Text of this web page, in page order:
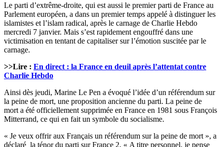
Le parti d’extrême-droite, qui est aussi le premier parti de France au
Parlement européen, a dans un premier temps appelé à distinguer les
islamistes et l’islam radical, après le carnage de Charlie Hebdo
mercredi 7 janvier. Mais s’est rapidement engouffré dans une
victimisation en tentant de capitaliser sur l’émotion suscitée par le
carnage.
>>Lire : En direct : la France en deuil après l’attentat contre
Charlie Hebdo
Ainsi dès jeudi, Marine Le Pen a évoqué l’idée d’un référendum sur
la peine de mort, une proposition ancienne du parti. La peine de
mort a été officiellement supprimée en France en 1981 sous François
Mitterrand, ce qui en fait un symbole du socialisme.
« Je veux offrir aux Français un référendum sur la peine de mort », a
déclaré la ténor du parti sur France 2. « A titre personnel, je pense